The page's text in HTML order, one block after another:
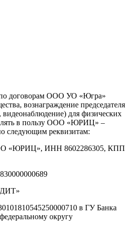
по договорам ООО УО «Югра»
вознаграждение председателя
для физических
в пользу ООО «ЮРИЦ» –
следующим реквизитам:
«ЮРИЦ», ИНН 8602286305, КПП
в ГУ Банка
округу